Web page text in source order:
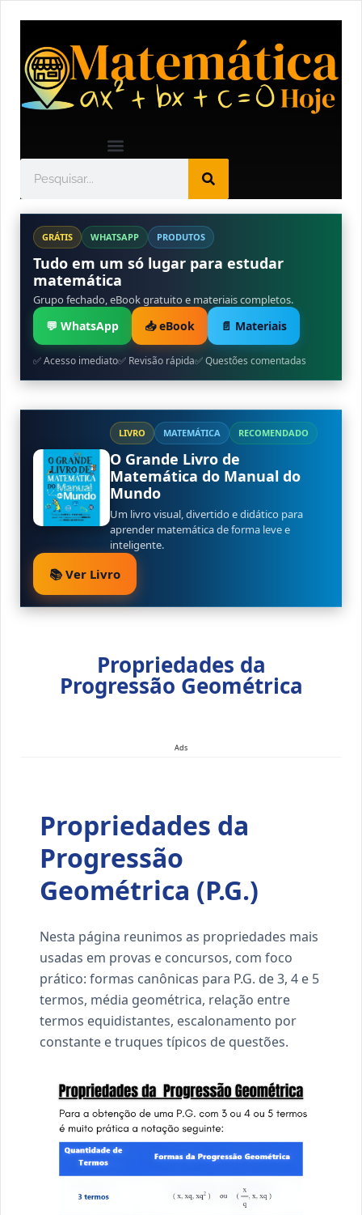
GRÁTIS WHATSAPP PRODUTOS
Tudo em um só lugar para estudar
matemática
Grupo fechado, eBook gratuito e materiais completos.
💬 WhatsApp 📥 eBook 📄 Materiais
✅ Acesso imediato✅ Revisão rápida✅ Questões comentadas
LIVRO MATEMÁTICA RECOMENDADO
O Grande Livro de
Matemática do Manual do
Mundo
Um livro visual, divertido e didático para
aprender matemática de forma leve e
inteligente.
📚 Ver Livro
Propriedades da
Progressão Geométrica
Ads
Propriedades da
Progressão
Geométrica (P.G.)
Nesta página reunimos as propriedades mais
usadas em provas e concursos, com foco
prático: formas canônicas para P.G. de 3, 4 e 5
termos, média geométrica, relação entre
termos equidistantes, escalonamento por
constante e truques típicos de questões.